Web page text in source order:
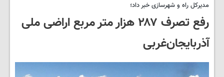
مدیرکل راه و شهرسازی خبر داد؛
رفع تصرف ۲۸۷ هزار متر مربع اراضی ملی
آذربایجان‌غربی